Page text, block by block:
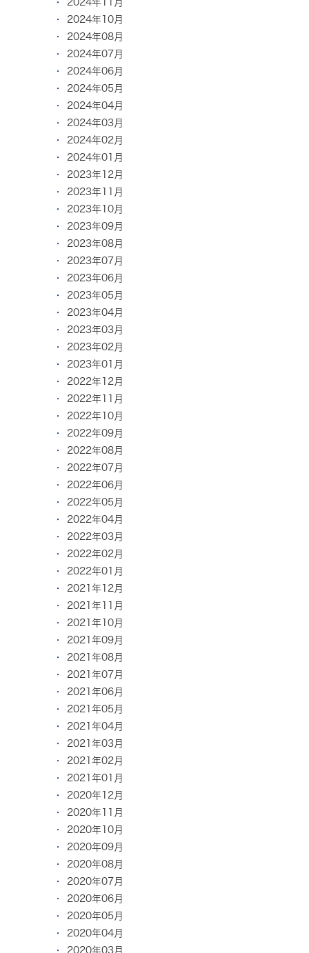
2024年10月
2024年08月
2024年07月
2024年06月
2024年05月
2024年04月
2024年03月
2024年02月
2024年01月
2023年12月
2023年11月
2023年10月
2023年09月
2023年08月
2023年07月
2023年06月
2023年05月
2023年04月
2023年03月
2023年02月
2023年01月
2022年12月
2022年11月
2022年10月
2022年09月
2022年08月
2022年07月
2022年06月
2022年05月
2022年04月
2022年03月
2022年02月
2022年01月
2021年12月
2021年11月
2021年10月
2021年09月
2021年08月
2021年07月
2021年06月
2021年05月
2021年04月
2021年03月
2021年02月
2021年01月
2020年12月
2020年11月
2020年10月
2020年09月
2020年08月
2020年07月
2020年06月
2020年05月
2020年04月
2020年03月